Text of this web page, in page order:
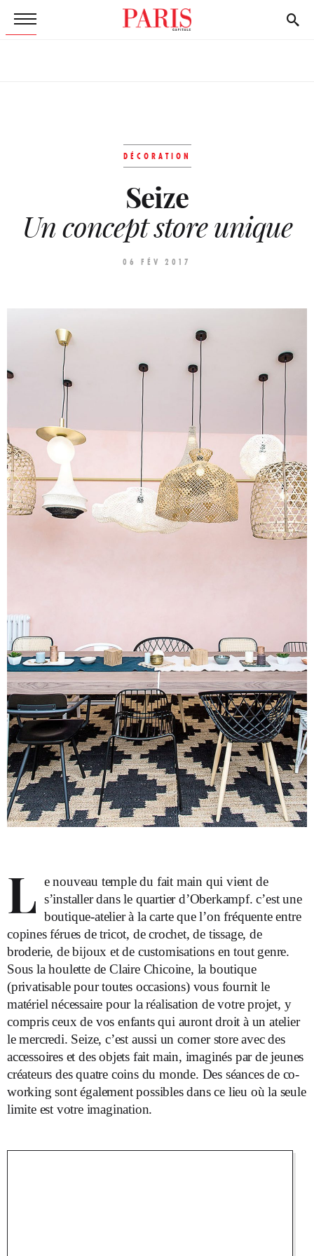
DÉCORATION
Seize
Un concept store unique
06 FÉV 2017
L e nouveau temple du fait main qui vient de
s’installer dans le quartier d’Oberkampf. c’est une
boutique-atelier à la carte que l’on fréquente entre
copines férues de tricot, de crochet, de tissage, de
broderie, de bijoux et de customisations en tout genre.
Sous la houlette de Claire Chicoine, la boutique
(privatisable pour toutes occasions) vous fournit le
matériel nécessaire pour la réalisation de votre projet, y
compris ceux de vos enfants qui auront droit à un atelier
le mercredi. Seize, c’est aussi un corner store avec des
accessoires et des objets fait main, imaginés par de jeunes
créateurs des quatre coins du monde. Des séances de co-
working sont également possibles dans ce lieu où la seule
limite est votre imagination.